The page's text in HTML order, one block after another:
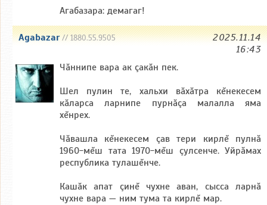
Агабазара: демагаг!
Agabazar// 1880.55.9505
2025.11.14
16:43
Чăннипе вара ак çакăн пек.
Шел пулин те, хальхи вăхăтра кĕнекесем
кăларса ларнипе пурнăçа малалла яма
хĕнрех.
Чăвашла кĕнекесем çав тери кирлĕ пулнă
1960-мĕш тата 1970-мĕш çулсенче. Уйрăмах
республика тулашĕнче.
Кашăк апат çинĕ чухне аван, сысса ларнă
чухне вара — ним тума та кирлĕ мар.